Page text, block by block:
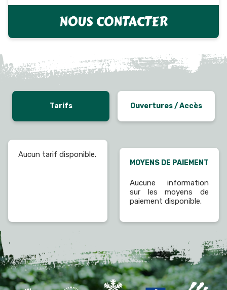
NOUS CONTACTER
Tarifs Ouvertures / Accès
Aucun tarif disponible.
MOYENS DE PAIEMENT
Aucune information
sur les moyens de
paiement disponible.